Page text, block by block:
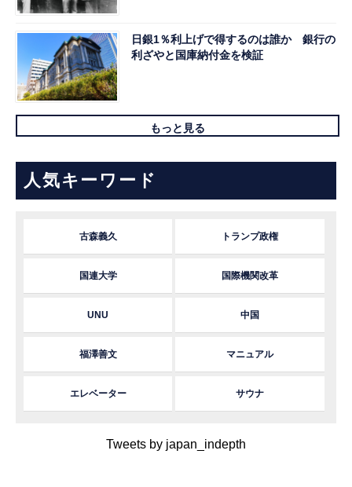
日銀1％利上げで得するのは誰か 銀行の
利ざやと国庫納付金を検証
もっと見る
人気キーワード
古森義久 トランプ政権
国連大学 国際機関改革
UNU 中国
福澤善文 マニュアル
エレベーター サウナ
Tweets by japan_indepth